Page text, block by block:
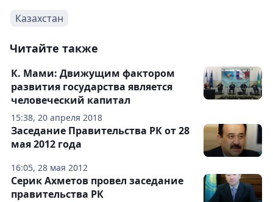
Казахстан
Читайте также
15:38, 20 апреля 2018
К. Мами: Движущим фактором
развития государства является
человеческий капитал
16:05, 28 мая 2012
Заседание Правительства РК от 28
мая 2012 года
Серик Ахметов провел заседание
правительства РК